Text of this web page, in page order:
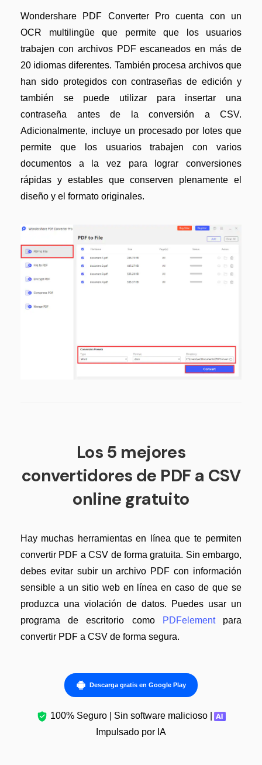
Wondershare PDF Converter Pro cuenta con un
OCR multilingüe que permite que los usuarios
trabajen con archivos PDF escaneados en más de
20 idiomas diferentes. También procesa archivos que
han sido protegidos con contraseñas de edición y
también se puede utilizar para insertar una
contraseña antes de la conversión a CSV.
Adicionalmente, incluye un procesado por lotes que
permite que los usuarios trabajen con varios
documentos a la vez para lograr conversiones
rápidas y estables que conserven plenamente el
diseño y el formato originales.
Los 5 mejores
convertidores de PDF a CSV
online gratuito
Hay muchas herramientas en línea que te permiten
convertir PDF a CSV de forma gratuita. Sin embargo,
debes evitar subir un archivo PDF con información
sensible a un sitio web en línea en caso de que se
produzca una violación de datos. Puedes usar un
programa de escritorio como
PDFelementpara
convertir PDF a CSV de forma segura.
Descarga gratis en Google Play
100% Seguro | Sin software malicioso |
Impulsado por IA